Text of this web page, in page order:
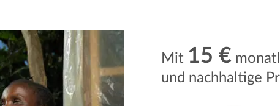
Mit 15 €
und nachhaltige